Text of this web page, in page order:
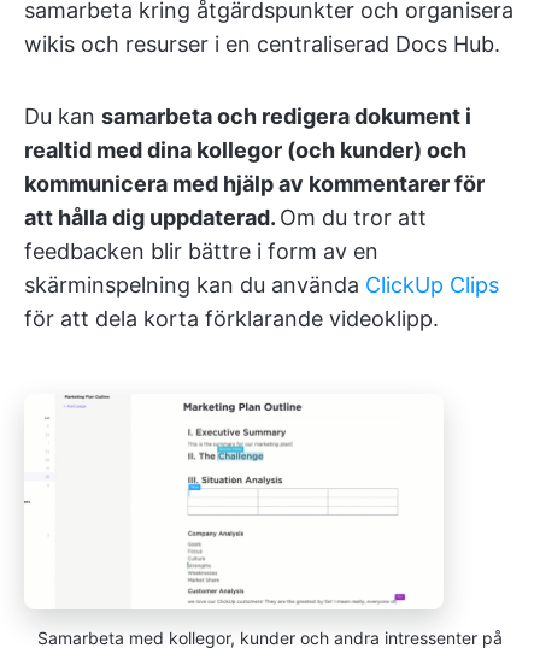
samarbeta kring åtgärdspunkter och organisera
wikis och resurser i en centraliserad Docs Hub.
Du kan samarbeta och redigera dokument i
realtid med dina kollegor (och kunder) och
kommunicera med hjälp av kommentarer för
att hålla dig uppdaterad. Om du tror att
feedbacken blir bättre i form av en
skärminspelning kan du använda ClickUp Clips
för att dela korta förklarande videoklipp.
Samarbeta med kollegor, kunder och andra intressenter på